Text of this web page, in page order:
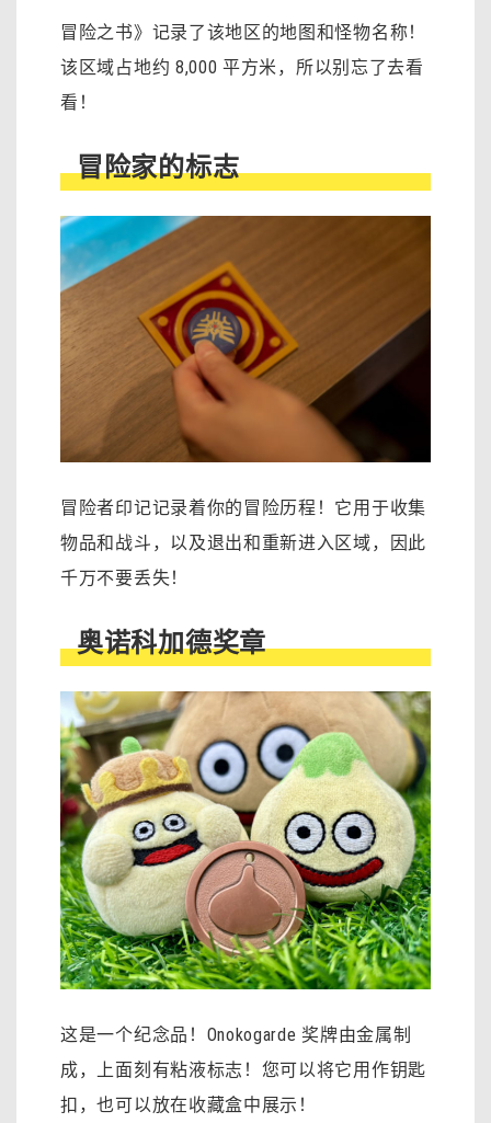
冒险之书》记录了该地区的地图和怪物名称！
该区域占地约 8,000 平方米，所以别忘了去看
看！
冒险家的标志
冒险者印记记录着你的冒险历程！它用于收集
物品和战斗，以及退出和重新进入区域，因此
千万不要丢失！
奥诺科加德奖章
这是一个纪念品！Onokogarde 奖牌由金属制
成，上面刻有粘液标志！您可以将它用作钥匙
扣，也可以放在收藏盒中展示！